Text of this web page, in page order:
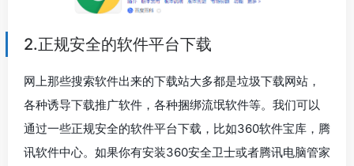
2.正规安全的软件平台下载
网上那些搜索软件出来的下载站大多都是垃圾下载网站，
各种诱导下载推广软件，各种捆绑流氓软件等。我们可以
通过一些正规安全的软件平台下载，比如360软件宝库，腾
讯软件中心。如果你有安装360安全卫士或者腾讯电脑管家